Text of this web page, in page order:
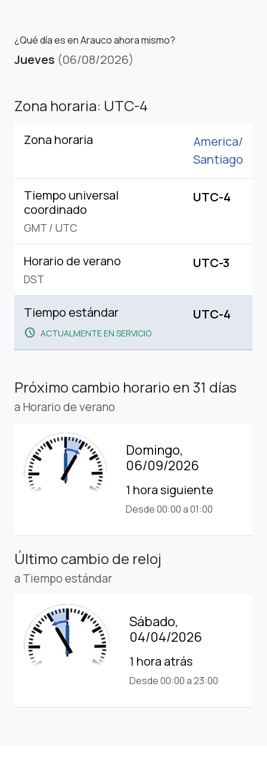
¿Qué día es en Arauco ahora mismo?
Jueves (06/08/2026)
Zona horaria: UTC-4
Zona horaria
America/
Santiago
Tiempo universal
coordinado
GMT / UTC
UTC-4
Horario de verano
DST
UTC-3
Tiempo estándar
schedule ACTUALMENTE EN SERVICIO
UTC-4
Próximo cambio horario en 31 días
a Horario de verano
Domingo,
06/09/2026
1 hora siguiente
Desde 00:00 a 01:00
Último cambio de reloj
a Tiempo estándar
Sábado,
04/04/2026
1 hora atrás
Desde 00:00 a 23:00